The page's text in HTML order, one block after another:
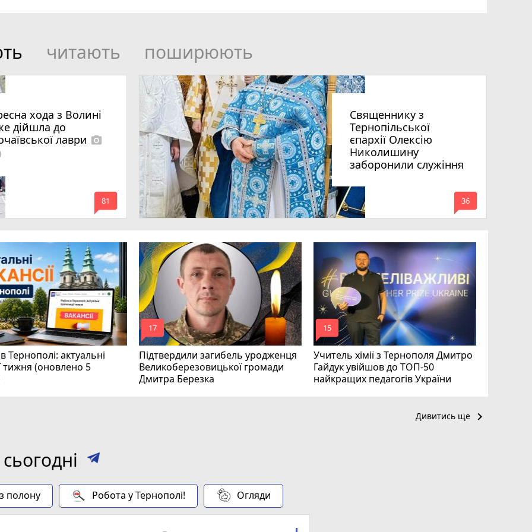
читають поширюють
хода з Волині
дійшла до
лаври photo_camera
mode_comment
81
Священнику з
Тернопільської
єпархії Олексію
Николишину
заборонили служіння
mode_comment
36
Тернополі: актуальні
тижня (оновлено 5
Підтвердили загибель уродженця
Великоберезовицької громади
Дмитра Березка
mode_comment
17
Учитель хімії з Тернополя Дмитро
Гайдук увійшов до ТОП-50
найкращих педагогів України
mode_comment
15
Дивитись ще keyboard_arrow_right
полону Робота у Тернополі! Огляди